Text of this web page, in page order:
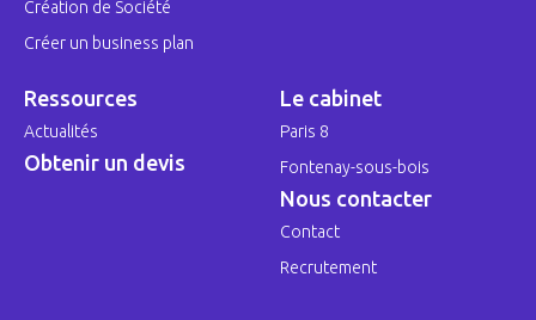
Création de Société
Créer un business plan
Ressources
Actualités
Obtenir un devis
Le cabinet
Paris 8
Fontenay-sous-bois
Nous contacter
Contact
Recrutement